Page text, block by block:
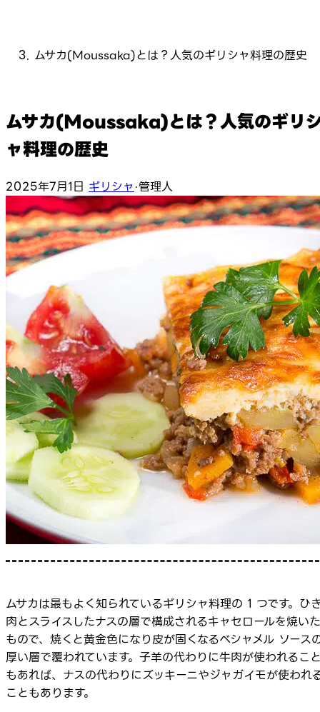
ムサカ(Moussaka)とは？人気のギリシャ料理の歴史
ムサカ(Moussaka)とは？人気のギリ
ャ料理の歴史
2025年7月1日 ギリシャ ·管理人
ムサカは最もよく知られているギリシャ料理の 1 つです。ひ
肉とスライスしたナスの層で構成されるキャセロールを焼いた
もので、焼くと黄金色になり皮が固くなるベシャメル ソース
厚い層で覆われています。子羊の代わりに牛肉が使われるこ
もあれば、ナスの代わりにズッキーニやジャガイモが使われ
こともあります。